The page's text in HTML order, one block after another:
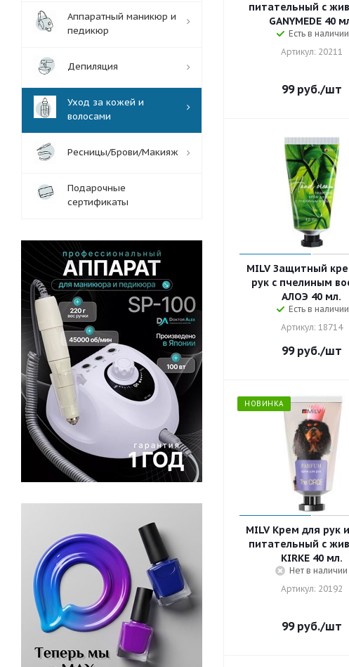
питательный с
GANYMEDE 40
Есть в наличии
Артикул: 20211
99руб./шт
MILV Защитный
рук с пчелиным
АЛОЭ 40 мл.
Есть в наличии
Артикул: 18714
99руб./шт
НОВИНКА
MILV Крем для рук
питательный с
KIRKE 40 мл.
Нет в наличии
Артикул: 20192
99руб./шт
Аппаратный маникюр и
педикюр
Депиляция
Уход за кожей и
волосами
Ресницы/Брови/Макияж
Подарочные
сертификаты